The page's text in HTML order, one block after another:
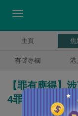
主頁 焦
有聲專欄 港
【罪有應得】
4罪成官明言判